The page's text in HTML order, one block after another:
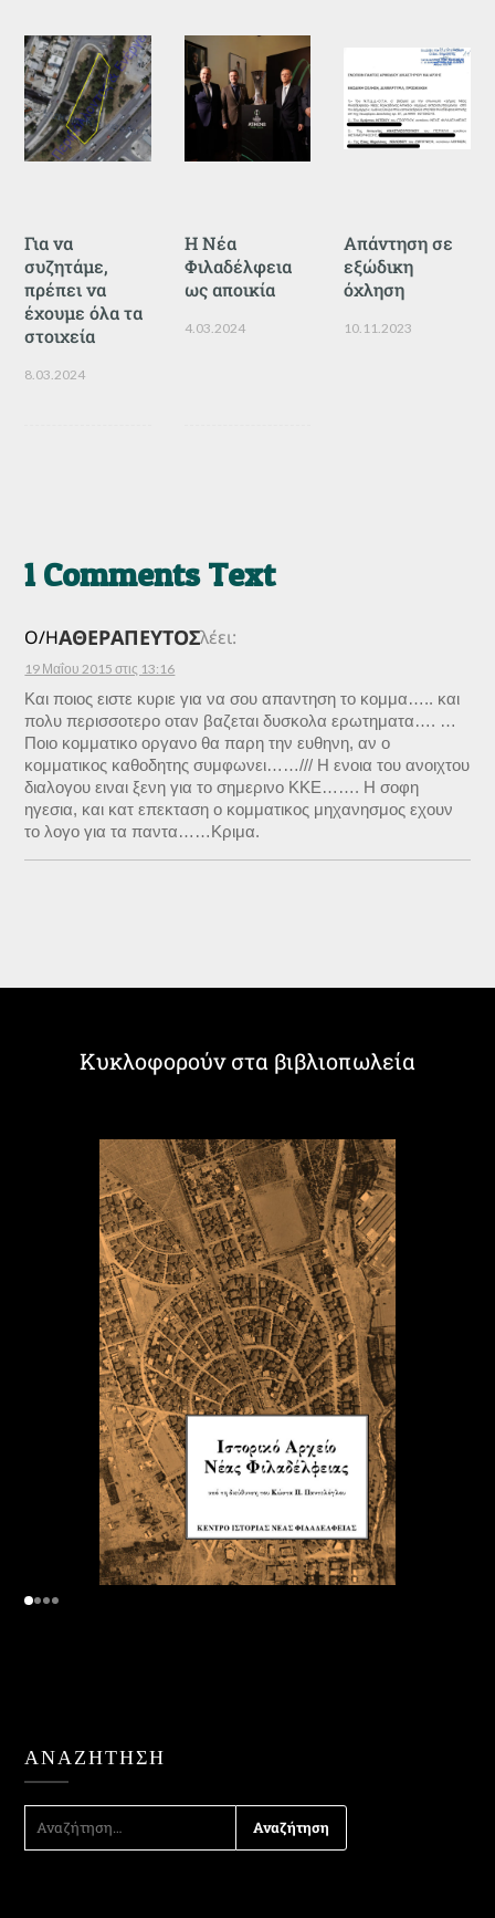
Για να
συζητάμε,
πρέπει να
έχουμε όλα τα
στοιχεία
8.03.2024
Η Νέα
Φιλαδέλφεια
ως αποικία
4.03.2024
Απάντηση σε
εξώδικη
όχληση
10.11.2023
1 Comments Text
Ο/ΗΑΘΕΡΑΠΕΥΤΟΣλέει:
19 Μαΐου 2015 στις 13:16
Και ποιος ειστε κυριε για να σου απαντηση το κομμα….. και
πολυ περισσοτερο οταν βαζεται δυσκολα ερωτηματα…. …
Ποιο κομματικο οργανο θα παρη την ευθηνη, αν ο
κομματικος καθοδητης συμφωνει……/// Η ενοια του ανοιχτου
διαλογου ειναι ξενη για το σημερινο ΚΚΕ……. Η σοφη
ηγεσια, και κατ επεκταση ο κομματικος μηχανησμος εχουν
το λογο για τα παντα……Κριμα.
Κυκλοφορούν στα βιβλιοπωλεία
ΑΝΑΖΉΤΗΣΗ
ΑΝΑΖΉΤΗΣΗ
ΓΙΑ: